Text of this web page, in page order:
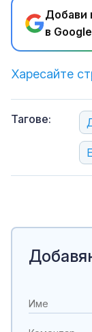
Добави
в Google
Харесайте
Тагове: